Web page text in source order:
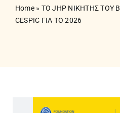
Δημοσιεύσεις
Ελληνικά
Home» ΤΟ JHP ΝΙΚΗΤΗΣ ΤΟΥ
CESPIC ΓΙΑ ΤΟ 2026